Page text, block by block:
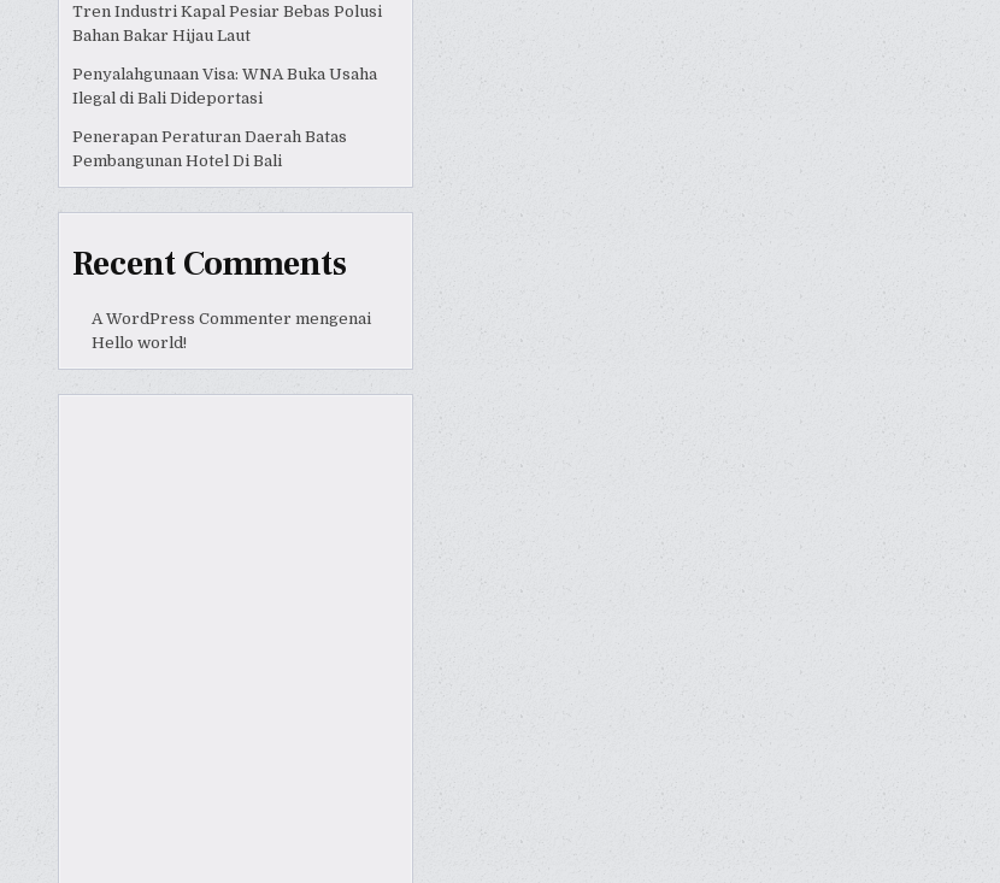
Tren Industri Kapal Pesiar Bebas Polusi
Bahan Bakar Hijau Laut
Penyalahgunaan Visa: WNA Buka Usaha
Ilegal di Bali Dideportasi
Penerapan Peraturan Daerah Batas
Pembangunan Hotel Di Bali
Recent Comments
A WordPress Commenter mengenai
Hello world!